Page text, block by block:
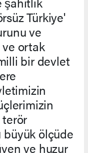
Türkiye'
ve
ortak
bir devlet
terör
ölçüde
ve huzur